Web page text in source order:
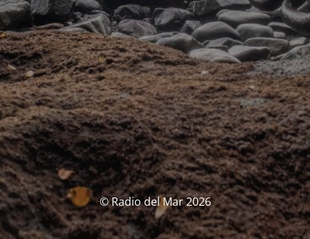
© Radio del Mar 2026